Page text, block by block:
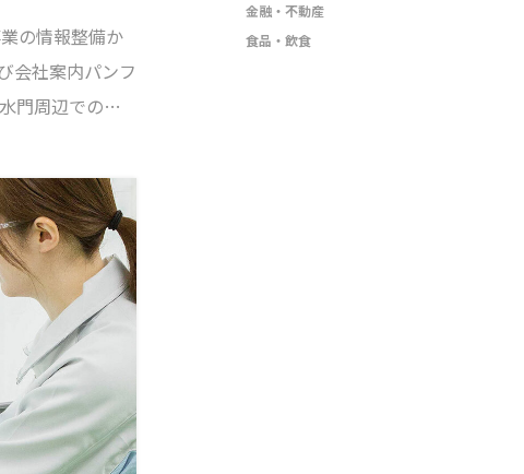
の情報整備か
会社案内パンフ
門周辺でのド
作業の合間を
ちろんのこ
トにはカスタ
金融・不動産
食品・飲食